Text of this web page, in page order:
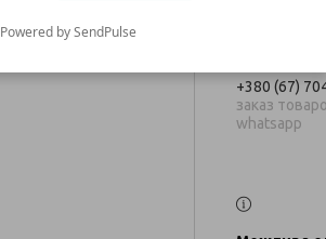
Powered by SendPulse
+380 (67)
заказ
whatsapp